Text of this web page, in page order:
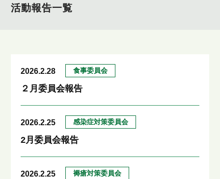
活動報告一覧
2026.2.28 食事委員会
２月委員会報告
2026.2.25 感染症対策委員会
2月委員会報告
2026.2.25 褥瘡対策委員会